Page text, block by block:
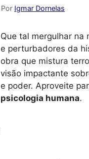
Por Igmar Dornelas
Que tal mergulhar na
e perturbadores da
obra que mistura
visão impactante
e poder. Aproveite
psicologia humana.